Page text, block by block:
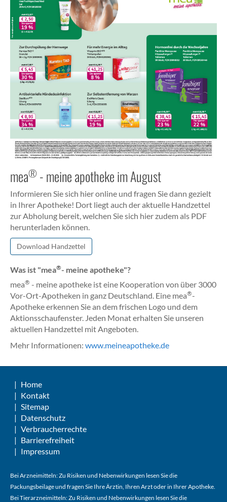
mea® - meine apotheke im August
Informieren Sie sich hier online und fragen Sie dann gezielt
in Ihrer Apotheke! Dort liegt auch der aktuelle Handzettel
zur Abholung bereit, welchen Sie sich hier zudem als PDF
herunterladen können.
Download Handzettel
Was ist "mea®- meine apotheke"?
mea® - meine apotheke ist eine Kooperation von über 3000
Vor-Ort-Apotheken in ganz Deutschland. Eine mea®-
Apotheke erkennen Sie an dem frischen Logo und dem
Aktionsschaufenster. Jeden Monat erhalten Sie unseren
aktuellen Handzettel mit Angeboten.
Mehr Informationen: www.meineapotheke.de
Home
Kontakt
Sitemap
Datenschutz
Verbraucherrechte
Barrierefreiheit
Impressum
Bei Arzneimitteln: Zu Risiken und Nebenwirkungen lesen Sie die
Packungsbeilage und fragen Sie Ihre Ärztin, Ihren Arzt oder in Ihrer Apotheke.
Bei Tierarzneimitteln: Zu Risiken und Nebenwirkungen lesen Sie die